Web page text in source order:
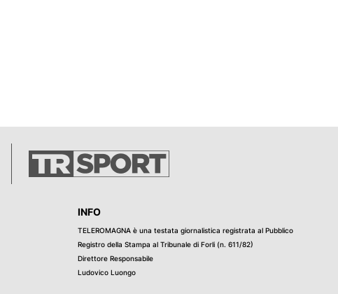
INFO
TELEROMAGNA è una testata giornalistica registrata al Pubblico
Registro della Stampa al Tribunale di Forli (n. 611/82)
Direttore Responsabile
Ludovico Luongo